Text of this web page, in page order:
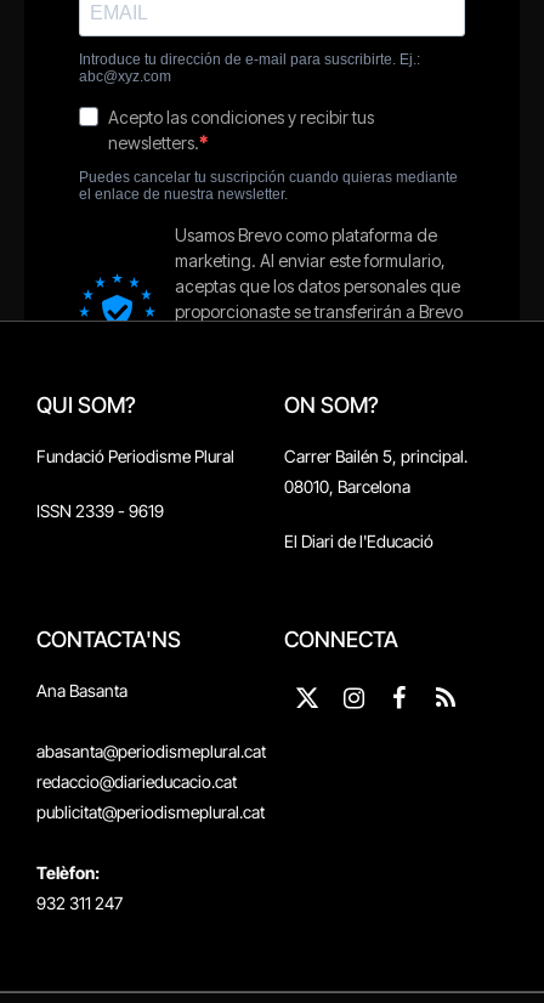
QUI SOM?
Fundació Periodisme Plural
ISSN 2339 - 9619
ON SOM?
Carrer Bailén 5, principal.
08010, Barcelona
El Diari de l'Educació
CONTACTA'NS
Ana Basanta
abasanta@periodismeplural.cat
redaccio@diarieducacio.cat
publicitat@periodismeplural.cat
Telèfon:
932 311 247
CONNECTA
X
Instagram
Facebook
RSS